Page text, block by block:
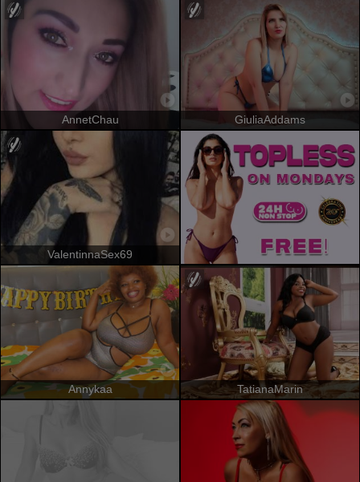
AnnetChau GiuliaAddams
ValentinnaSex69
Annykaa TatianaMarin